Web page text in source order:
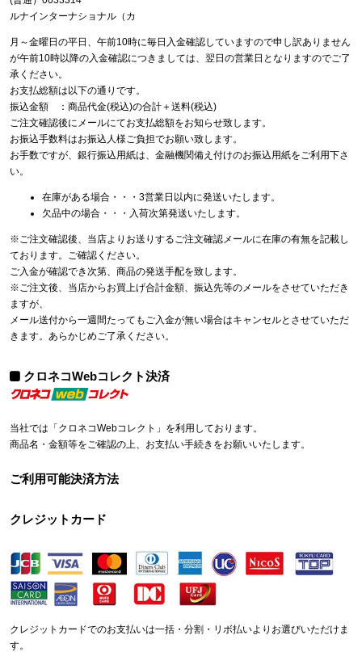
ルナインターナショナル（カ
月～金曜日の平日、午前10時に毎日入金確認していますので申し訳ありません
が午前10時以降の入金確認につきましては、翌日の営業日となりますのでご了
承ください。
お支払総額は以下の通りです。
振込金額 ：商品代金(税込)の合計＋送料(税込)
ご注文確認後にメールにてお支払総額をお知らせ致します。
お振込手数料はお振込人様ご負担でお願い致します。
お手数ですが、銀行振込用紙は、金融機関備え付けのお振込用紙をご利用下さ
い。
在庫がある場合・・・3営業日以内に発送いたします。
欠品中の場合・・・入荷次第発送いたします。
※ご注文確認後、当店よりお送りするご注文確認メールに在庫の有無を記載し
ております。ご確認ください。
ご入金が確認でき次第、商品の発送手配を致します。
※ご注文後、当店からお買上げ合計金額、振込先等のメールをさせていただき
ますが、
メール送付から一週間たってもご入金が無い場合はキャンセルとさせていただ
きます。あらかじめご了承ください。
クロネコWebコレクト決済
当社では「クロネコWebコレクト」を利用しております。
商品名・金額等をご確認の上、お支払い手続きをお願いいたします。
ご利用可能決済方法
クレジットカード
クレジットカードでのお支払いは一括・分割・リボ払いよりお選びいただけま
す。